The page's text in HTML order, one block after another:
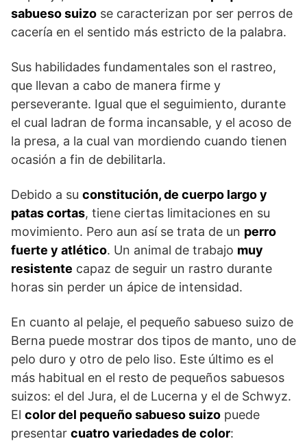
sabueso suizo se caracterizan por ser perros de
cacería en el sentido más estricto de la palabra.
Sus habilidades fundamentales son el rastreo,
que llevan a cabo de manera firme y
perseverante. Igual que el segui­miento, durante
el cual ladran de forma incansable, y el acoso de
la presa, a la cual van mordiendo cuando tienen
ocasión a fin de debilitarla.
Debido a su constitución, de cuerpo largo y
patas cortas, tiene ciertas limitaciones en su
movimiento. Pero aun así se trata de un perro
fuerte y atlético. Un animal de trabajo muy
resistente capaz de seguir un rastro durante
horas sin perder un ápice de intensidad.
En cuanto al pelaje, el pequeño sabueso suizo de
Berna puede mostrar dos tipos de manto, uno de
pelo duro y otro de pelo liso. Este último es el
más habitual en el resto de pequeños sabuesos
suizos: el del Jura, el de Lucerna y el de Schwyz.
El color del pequeño sabueso suizo puede
presentar cuatro variedades de color: